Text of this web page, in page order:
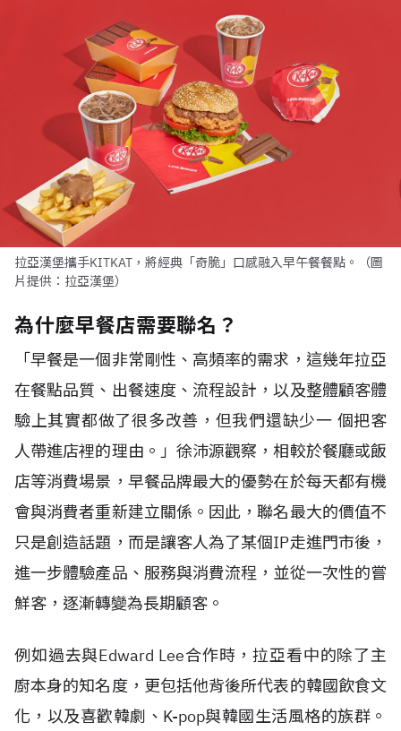
拉亞漢堡攜手KITKAT，將經典「奇脆」口感融入早午餐餐點。（圖
片提供：拉亞漢堡）
為什麼早餐店需要聯名？
「早餐是一個非常剛性、高頻率的需求，這幾年拉亞
在餐點品質、出餐速度、流程設計，以及整體顧客體
驗上其實都做了很多改善，但我們還缺少一 個把客
人帶進店裡的理由。」徐沛源觀察，相較於餐廳或飯
店等消費場景，早餐品牌最大的優勢在於每天都有機
會與消費者重新建立關係。因此，聯名最大的價值不
只是創造話題，而是讓客人為了某個IP走進門市後，
進一步體驗產品、服務與消費流程，並從一次性的嘗
鮮客，逐漸轉變為長期顧客。
例如過去與Edward Lee合作時，拉亞看中的除了主
廚本身的知名度，更包括他背後所代表的韓國飲食文
化，以及喜歡韓劇、K-pop與韓國生活風格的族群。